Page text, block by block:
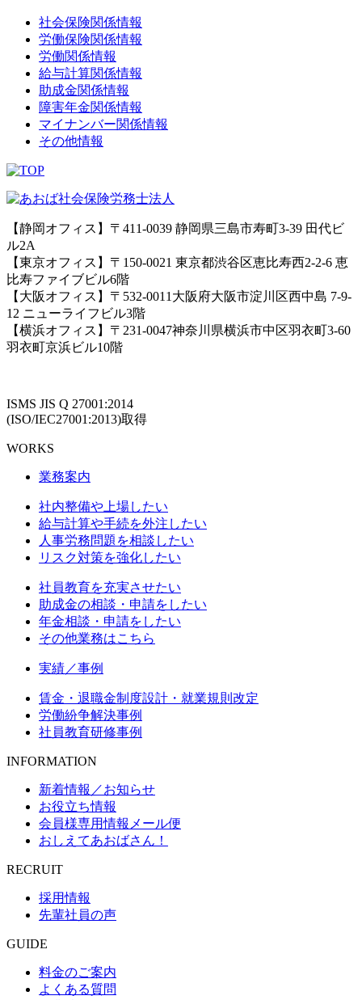
社会保険関係情報
労働保険関係情報
労働関係情報
給与計算関係情報
助成金関係情報
障害年金関係情報
マイナンバー関係情報
その他情報
【静岡オフィス】〒411-0039 静岡県三島市寿町3-39 田代ビ
ル2A
【東京オフィス】〒150-0021 東京都渋谷区恵比寿西2-2-6 恵
比寿ファイブビル6階
【大阪オフィス】〒532-0011大阪府大阪市淀川区西中島 7-9-
12 ニューライフビル3階
【横浜オフィス】〒231-0047神奈川県横浜市中区羽衣町3-60
羽衣町京浜ビル10階
ISMS JIS Q 27001:2014
(ISO/IEC27001:2013)取得
WORKS
業務案内
社内整備や上場したい
給与計算や手続を外注したい
人事労務問題を相談したい
リスク対策を強化したい
社員教育を充実させたい
助成金の相談・申請をしたい
年金相談・申請をしたい
その他業務はこちら
実績／事例
賃金・退職金制度設計・就業規則改定
労働紛争解決事例
社員教育研修事例
INFORMATION
新着情報／お知らせ
お役立ち情報
会員様専用情報メール便
おしえてあおばさん！
RECRUIT
採用情報
先輩社員の声
GUIDE
料金のご案内
よくある質問